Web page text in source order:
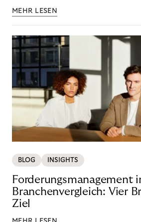
MEHR LESEN
BLOG INSIGHTS
Forderungsmanagement
Branchenvergleich: Vier
Ziel